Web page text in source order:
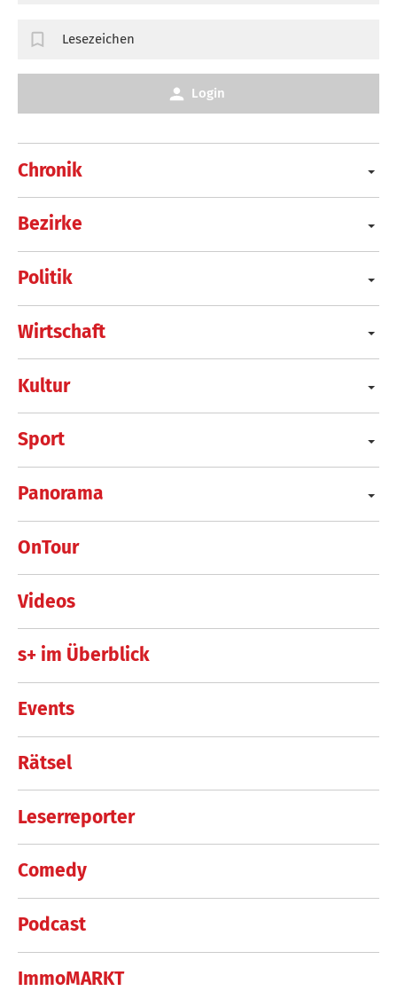
Chronik
Bezirke
Politik
Wirtschaft
Kultur
Sport
Panorama
OnTour
Videos
s+ im Überblick
Events
Rätsel
Leserreporter
Comedy
Podcast
ImmoMARKT
Lesezeichen
Login